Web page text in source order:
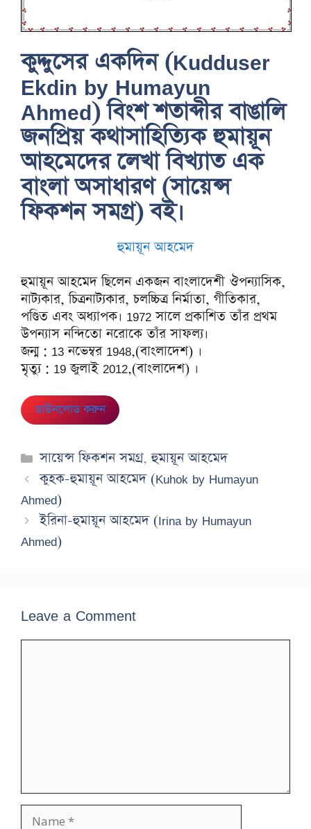
কুদ্দুসের একদিন (Kudduser
Ekdin by Humayun
Ahmed) বিংশ শতাব্দীর বাঙালি
জনপ্রিয় কথাসাহিত্যিক হুমায়ূন
আহমেদের লেখা বিখ্যাত এক
বাংলা অসাধারণ (সায়েন্স
ফিকশন সমগ্র) বই।
হুমায়ূন আহমেদ
হুমায়ূন আহমেদ ছিলেন একজন বাংলাদেশী ঔপন্যাসিক,
নাট্যকার, চিত্রনাট্যকার, চলচ্চিত্র নির্মাতা, গীতিকার,
পণ্ডিত এবং অধ্যাপক। 1972 সালে প্রকাশিত তাঁর প্রথম
উপন্যাস নন্দিতো নরোকে তাঁর সাফল্য।
জন্ম : 13 নভেম্বর 1948,(বাংলাদেশ) ।
মৃত্যু : 19 জুলাই 2012,(বাংলাদেশ) ।
ডাউনলোড করুন
Categories
সায়েন্স ফিকশন সমগ্র,হুমায়ূন আহমেদ
কুহক-হুমায়ূন আহমেদ (Kuhok by Humayun
Ahmed)
ইরিনা-হুমায়ূন আহমেদ (Irina by Humayun
Ahmed)
Leave a Comment
Name